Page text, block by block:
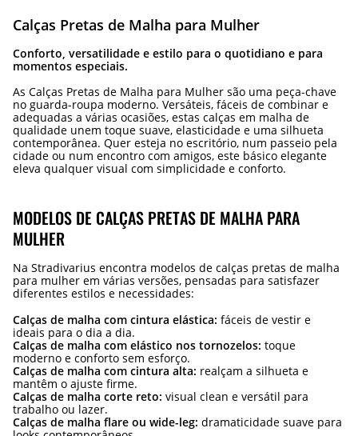
Calças Pretas de Malha para Mulher
Conforto, versatilidade e estilo para o quotidiano e para
momentos especiais.
As Calças Pretas de Malha para Mulher são uma peça-chave
no guarda-roupa moderno. Versáteis, fáceis de combinar e
adequadas a várias ocasiões, estas calças em malha de
qualidade unem toque suave, elasticidade e uma silhueta
contemporânea. Quer esteja no escritório, num passeio pela
cidade ou num encontro com amigos, este básico elegante
eleva qualquer visual com simplicidade e conforto.
MODELOS DE CALÇAS PRETAS DE MALHA PARA
MULHER
Na Stradivarius encontra modelos de calças pretas de malha
para mulher em várias versões, pensadas para satisfazer
diferentes estilos e necessidades:
Calças de malha com cintura elástica: fáceis de vestir e
ideais para o dia a dia.
Calças de malha com elástico nos tornozelos: toque
moderno e conforto sem esforço.
Calças de malha com cintura alta: realçam a silhueta e
mantêm o ajuste firme.
Calças de malha corte reto: visual clean e versátil para
trabalho ou lazer.
Calças de malha flare ou wide-leg: dramaticidade suave para